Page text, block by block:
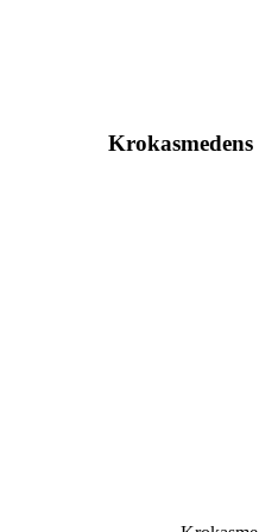
Krokasmedens